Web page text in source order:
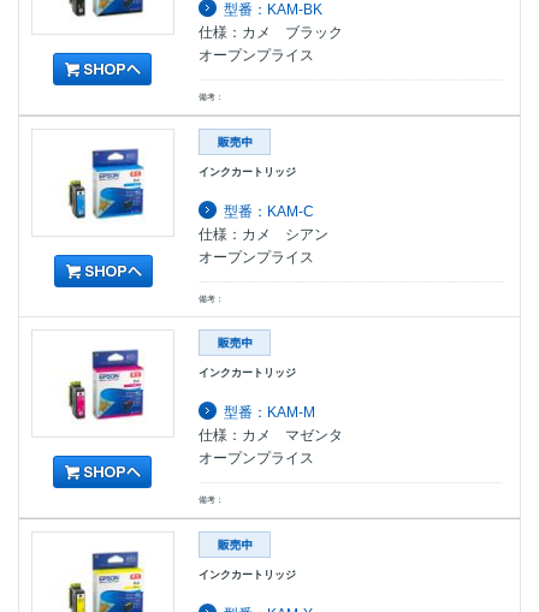
型番：KAM-BK
仕様：カメ ブラック
オープンプライス
備考：
インクカートリッジ
型番：KAM-C
仕様：カメ シアン
オープンプライス
備考：
インクカートリッジ
型番：KAM-M
仕様：カメ マゼンタ
オープンプライス
備考：
インクカートリッジ